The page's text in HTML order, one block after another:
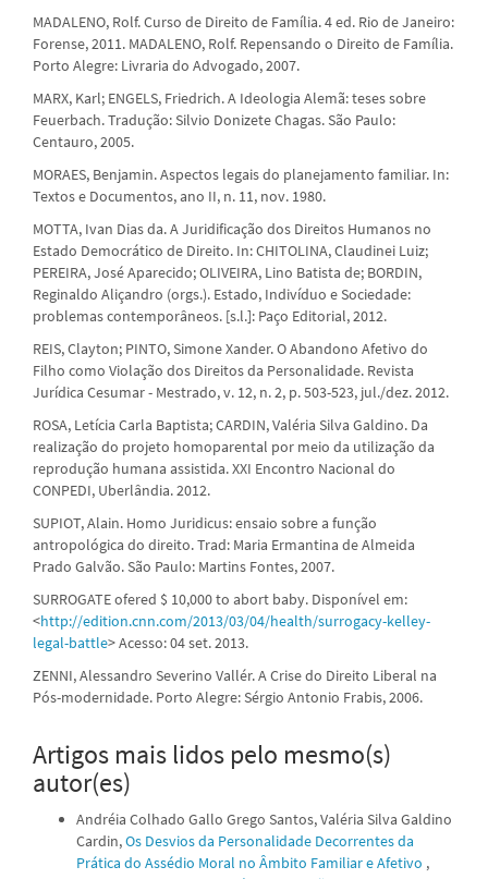
MADALENO, Rolf. Curso de Direito de Família. 4 ed. Rio de Janeiro:
Forense, 2011. MADALENO, Rolf. Repensando o Direito de Família.
Porto Alegre: Livraria do Advogado, 2007.
MARX, Karl; ENGELS, Friedrich. A Ideologia Alemã: teses sobre
Feuerbach. Tradução: Silvio Donizete Chagas. São Paulo:
Centauro, 2005.
MORAES, Benjamin. Aspectos legais do planejamento familiar. In:
Textos e Documentos, ano II, n. 11, nov. 1980.
MOTTA, Ivan Dias da. A Juridificação dos Direitos Humanos no
Estado Democrático de Direito. In: CHITOLINA, Claudinei Luiz;
PEREIRA, José Aparecido; OLIVEIRA, Lino Batista de; BORDIN,
Reginaldo Aliçandro (orgs.). Estado, Indivíduo e Sociedade:
problemas contemporâneos. [s.l.]: Paço Editorial, 2012.
REIS, Clayton; PINTO, Simone Xander. O Abandono Afetivo do
Filho como Violação dos Direitos da Personalidade. Revista
Jurídica Cesumar - Mestrado, v. 12, n. 2, p. 503-523, jul./dez. 2012.
ROSA, Letícia Carla Baptista; CARDIN, Valéria Silva Galdino. Da
realização do projeto homoparental por meio da utilização da
reprodução humana assistida. XXI Encontro Nacional do
CONPEDI, Uberlândia. 2012.
SUPIOT, Alain. Homo Juridicus: ensaio sobre a função
antropológica do direito. Trad: Maria Ermantina de Almeida
Prado Galvão. São Paulo: Martins Fontes, 2007.
SURROGATE ofered $ 10,000 to abort baby. Disponível em:
<http://edition.cnn.com/2013/03/04/health/surrogacy-kelley-
legal-battle> Acesso: 04 set. 2013.
ZENNI, Alessandro Severino Vallér. A Crise do Direito Liberal na
Pós-modernidade. Porto Alegre: Sérgio Antonio Frabis, 2006.
Artigos mais lidos pelo mesmo(s)
autor(es)
Andréia Colhado Gallo Grego Santos, Valéria Silva Galdino
Cardin,Os Desvios da Personalidade Decorrentes da
Prática do Assédio Moral no Âmbito Familiar e Afetivo ,